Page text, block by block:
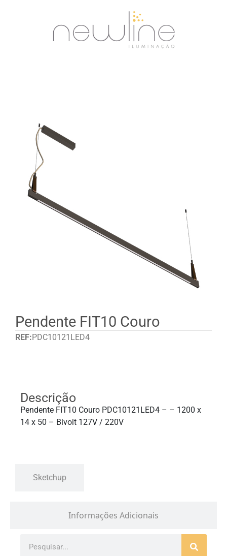
Pendente FIT10 Couro
REF: PDC10121LED4
Informações Adicionais
Descrição
Pendente FIT10 Couro PDC10121LED4 – – 1200 x
14 x 50 – Bivolt 127V / 220V
Sketchup